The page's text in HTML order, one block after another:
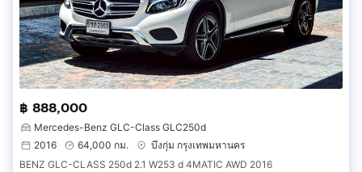
฿ 888,000
Mercedes-Benz GLC-Class GLC250d
2016
64,000 กม.
บึงกุ่ม กรุงเทพมหานคร
BENZ GLC-CLASS 250d 2.1 W253 d 4MATIC AWD 2016